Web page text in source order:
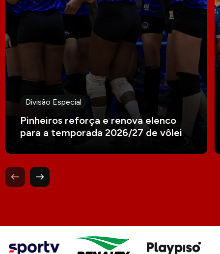
Divisão Especial
Pinheiros reforça e renova elenco
para a temporada 2026/27 de vôlei